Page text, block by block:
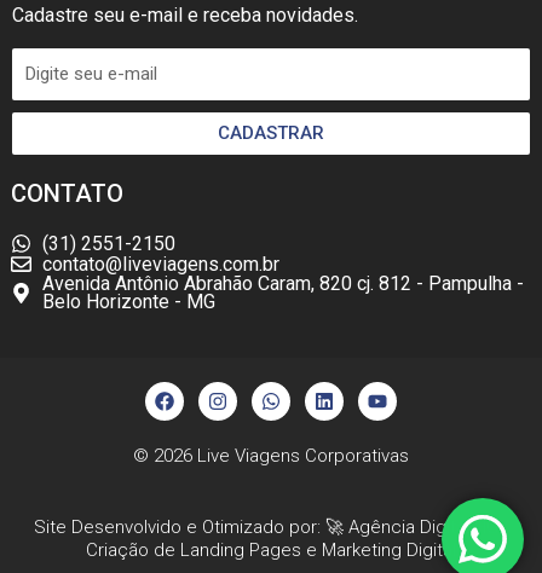
Cadastre seu e-mail e receba novidades.
CADASTRAR
CONTATO
(31) 2551-2150
contato@liveviagens.com.br
Avenida Antônio Abrahão Caram, 820 cj. 812 - Pampulha -
Belo Horizonte - MG
F
a
c
b
I
n
s
a
m
W
h
a
s
L
i
n
e
n
Y
o
u
u
© 2026 Live Viagens Corporativas
Site Desenvolvido e Otimizado por: 🚀 Agência Digital HGX
Criação de Landing Pages e Marketing Digital